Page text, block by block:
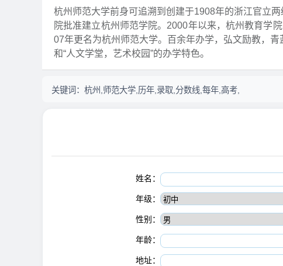
杭州师范大学前身可追溯到创建于1908年的浙江官立
院批准建立杭州师范学院。2000年以来，杭州教育学
07年更名为杭州师范大学。百余年办学，弘文励教，
和“人文学堂，艺术校园”的办学特色。
关键词： 杭州,师范大学,历年,录取,分数线,每年,高考,
姓名：
年级：
性别：
年龄：
地址：